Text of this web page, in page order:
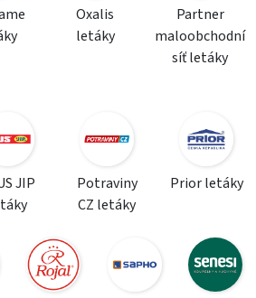
Oxalis
letáky
Partner
maloobchodní
síť letáky
JIP
Potraviny
CZ letáky
Prior letáky